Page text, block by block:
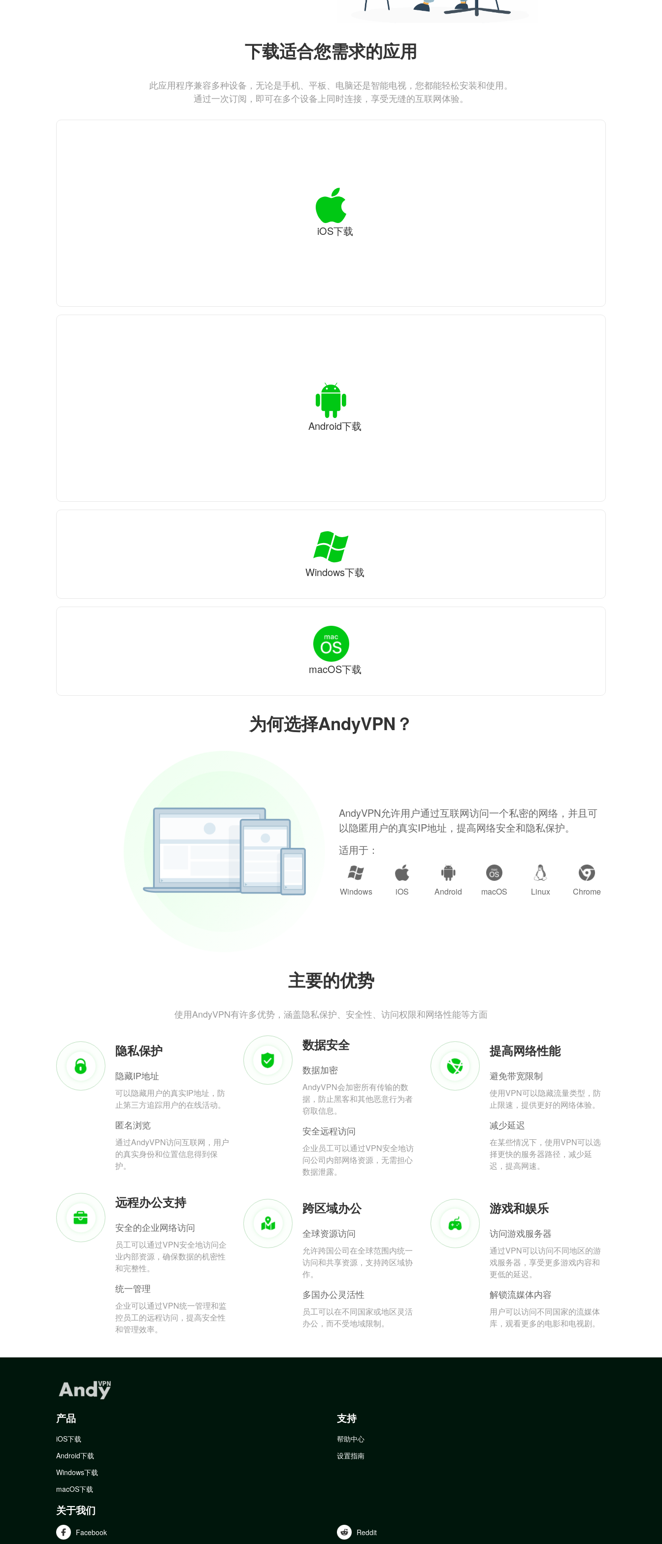
为何选择AndyVPN？
AndyVPN允许用户通过互联网访问一个私密的网络，并且可
以隐匿用户的真实IP地址，提高网络安全和隐私保护。
适用于：
Windows iOS Android macOS Linux Chrome
主要的优势
使用AndyVPN有许多优势，涵盖隐私保护、安全性、访问权限和网络性能等方面
隐私保护
隐藏IP地址
可以隐藏用户的真实IP地址，防
止第三方追踪用户的在线活动。
匿名浏览
通过AndyVPN访问互联网，用户
的真实身份和位置信息得到保
护。
数据安全
数据加密
AndyVPN会加密所有传输的数
据，防止黑客和其他恶意行为者
窃取信息。
安全远程访问
企业员工可以通过VPN安全地访
问公司内部网络资源，无需担心
数据泄露。
提高网络性能
避免带宽限制
使用VPN可以隐藏流量类型，防
止限速，提供更好的网络体验。
减少延迟
在某些情况下，使用VPN可以选
择更快的服务器路径，减少延
迟，提高网速。
远程办公支持
安全的企业网络访问
员工可以通过VPN安全地访问企
业内部资源，确保数据的机密性
和完整性。
统一管理
企业可以通过VPN统一管理和监
控员工的远程访问，提高安全性
和管理效率。
跨区域办公
全球资源访问
允许跨国公司在全球范围内统一
访问和共享资源，支持跨区域协
作。
多国办公灵活性
员工可以在不同国家或地区灵活
办公，而不受地域限制。
游戏和娱乐
访问游戏服务器
通过VPN可以访问不同地区的游
戏服务器，享受更多游戏内容和
更低的延迟。
解锁流媒体内容
用户可以访问不同国家的流媒体
库，观看更多的电影和电视剧。
下载适合您需求的应用
此应用程序兼容多种设备，无论是手机、平板、电脑还是智能电视，您都能轻松安装和使用。
通过一次订阅，即可在多个设备上同时连接，享受无缝的互联网体验。
iOS下载
Android下载
Windows下载
macOS下载
产品
iOS下载
Android下载
Windows下载
macOS下载
支持
帮助中心
设置指南
关于我们
Facebook Reddit